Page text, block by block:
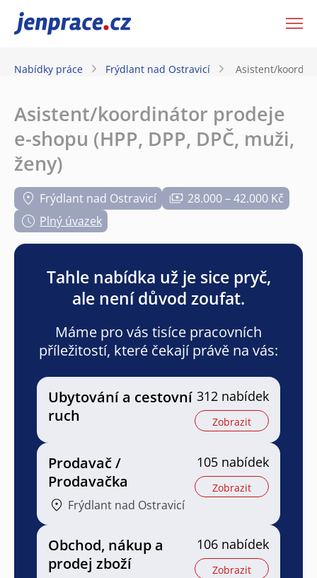
JenPráce.cz
Nabídky práce Frýdlant nad Ostravicí Asistent/
Asistent/koordinátor prodeje
e-shopu (HPP, DPP, DPČ, muži,
ženy)
Frýdlant nad Ostravicí
28.000 – 42.000 Kč
Plný úvazek
Tahle nabídka už je sice pryč,
ale není důvod zoufat.
Máme pro vás tisíce pracovních
příležitostí, které čekají právě na vás:
Ubytování a cestovní
ruch
312 nabídek
Zobrazit
Prodavač /
Prodavačka
Frýdlant nad Ostravicí
105 nabídek
Zobrazit
Obchod, nákup a
prodej zboží
106 nabídek
Zobrazit